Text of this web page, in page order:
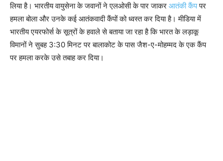
लिया है। भारतीय वायुसेना के जवानों ने एलओसी के पार जाकर आतंकी कैंपपर
हमला बोला और उनके कई आतंकवादी कैंपों को ध्वस्त कर दिया है। मीडिया में
भारतीय एयरफोर्स के सूत्रों के हवाले से बताया जा रहा है कि भारत के लड़ाकू
विमानों ने सुबह 3:30 मिनट पर बालाकोट के पास जैश-ए-मोहम्मद के एक कैंप
पर हमला करके उसे तबाह कर दिया।